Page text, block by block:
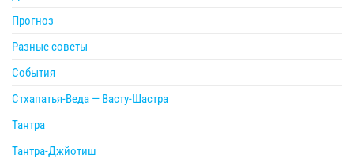
Прогноз
Разные советы
События
Стхапатья-Веда — Васту-Шастра
Тантра
Тантра-Джйотиш